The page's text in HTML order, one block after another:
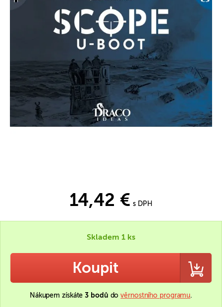
14,42 € s DPH
Skladem 1 ks
Koupit
Nákupem získáte3 bodů dověrnostního programu.